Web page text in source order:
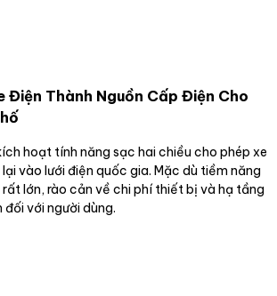
Điện Thành Nguồn Cấp Điện Cho
hoạt tính năng sạc hai chiều cho phép xe
vào lưới điện quốc gia. Mặc dù tiềm năng
lớn, rào cản về chi phí thiết bị và hạ tầng
với người dùng.